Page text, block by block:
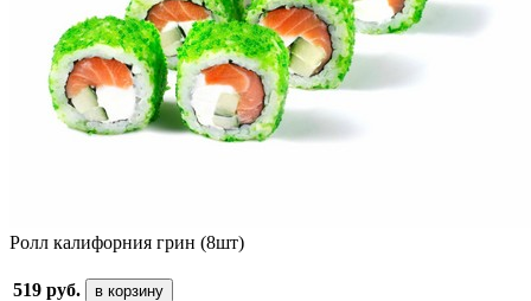
Ролл калифорния грин (8шт)
519 руб. в корзину